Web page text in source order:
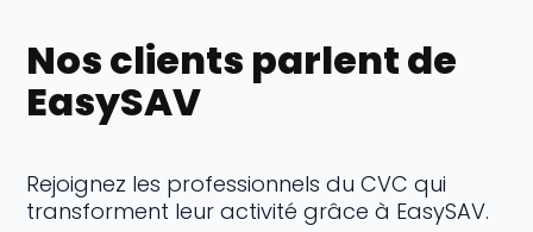
Nos clients parlent de
EasySAV
Rejoignez les professionnels du CVC qui
transforment leur activité grâce à EasySAV.